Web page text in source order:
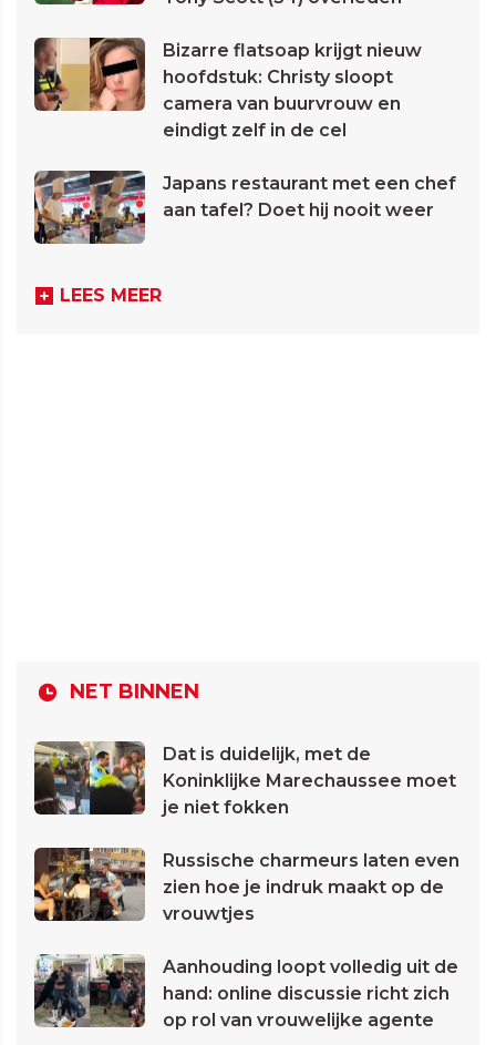
Bizarre flatsoap krijgt nieuw
hoofdstuk: Christy sloopt
camera van buurvrouw en
eindigt zelf in de cel
Japans restaurant met een chef
aan tafel? Doet hij nooit weer
LEES MEER
NET BINNEN
Dat is duidelijk, met de
Koninklijke Marechaussee moet
je niet fokken
Russische charmeurs laten even
zien hoe je indruk maakt op de
vrouwtjes
Aanhouding loopt volledig uit de
hand: online discussie richt zich
op rol van vrouwelijke agente